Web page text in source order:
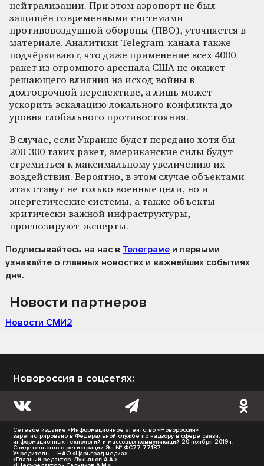
нейтрализации. При этом аэропорт не был
защищён современными системами
противовоздушной обороны (ПВО), уточняется в
материале. Аналитики Telegram-канала также
подчёркивают, что даже применение всех 4000
ракет из огромного арсенала США не окажет
решающего влияния на исход войны в
долгосрочной перспективе, а лишь может
ускорить эскалацию локального конфликта до
уровня глобального противостояния.
В случае, если Украине будет передано хотя бы
200-300 таких ракет, американские силы будут
стремиться к максимальному увеличению их
воздействия. Вероятно, в этом случае объектами
атак станут не только военные цели, но и
энергетические системы, а также объекты
критически важной инфраструктуры,
прогнозируют эксперты.
Подписывайтесь на нас в Телеграме и первыми
узнавайте о главных новостях и важнейших событиях
дня.
Новости партнеров
Новости СМИ2
Новороссия в соцсетях:
Сетевое издание «Информационное агентство «Новороссия»
зарегистрировано в Федеральной службе по надзору в сфере связи,
информационных технологий и массовых коммуникаций 20 ноября 2019 г.
Свидетельство о регистрации Эл № ФС77-77187.
Учредитель — НАО «Царьград медиа».
«Главный редактор- Лукьянов А.А.»